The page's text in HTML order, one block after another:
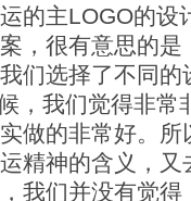
的主LOGO的设
，很有意思的
们选择了不同
，我们觉得非常
做的非常好。
精神的含义，
我们并没有觉